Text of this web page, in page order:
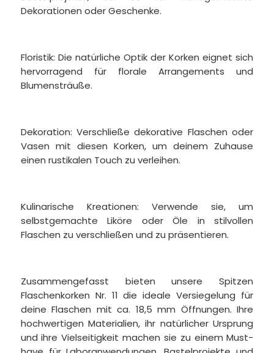
Dekorationen oder Geschenke.
Floristik: Die natürliche Optik der Korken eignet sich
hervorragend für florale Arrangements und
Blumensträuße.
Dekoration: Verschließe dekorative Flaschen oder
Vasen mit diesen Korken, um deinem Zuhause
einen rustikalen Touch zu verleihen.
Kulinarische Kreationen: Verwende sie, um
selbstgemachte Liköre oder Öle in stilvollen
Flaschen zu verschließen und zu präsentieren.
Zusammengefasst bieten unsere Spitzen
Flaschenkorken Nr. 11 die ideale Versiegelung für
deine Flaschen mit ca. 18,5 mm Öffnungen. Ihre
hochwertigen Materialien, ihr natürlicher Ursprung
und ihre Vielseitigkeit machen sie zu einem Must-